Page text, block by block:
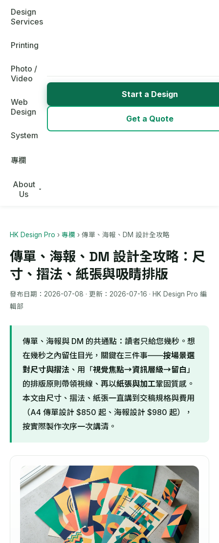
Design
Services
Printing
Photo /
Video
Web
Design
System
專欄
About
Us
Start a Design
Get a Quote
HK Design Pro › 專欄 › 傳單、海報、DM 設計全攻略
傳單、海報、DM 設計全攻略：尺
寸、摺法、紙張與吸睛排版
發布日期： 2026-07-08 · 更新： 2026-07-16 · HK Design Pro 編
輯部
傳單、海報與 DM 的共通點：讀者只給您幾秒。想
在幾秒之內留住目光，關鍵在三件事——按場景選
對尺寸與摺法 、用「視覺焦點→資訊層級→留白」
的排版原則帶領視線、再以紙張與加工鞏固質感。
本文由尺寸、摺法、紙張一直講到交稿規格與費用
（A4 傳單設計 $850 起、海報設計 $980 起），
按實際製作次序一次講清。